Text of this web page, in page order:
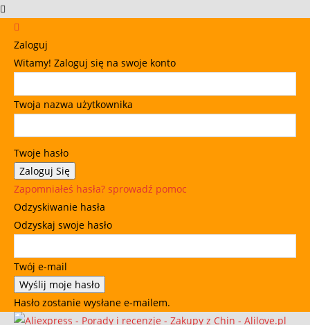
Zaloguj
Witamy! Zaloguj się na swoje konto
Twoja nazwa użytkownika
Twoje hasło
Zapomniałeś hasła? sprowadź pomoc
Odzyskiwanie hasła
Odzyskaj swoje hasło
Twój e-mail
Hasło zostanie wysłane e-mailem.